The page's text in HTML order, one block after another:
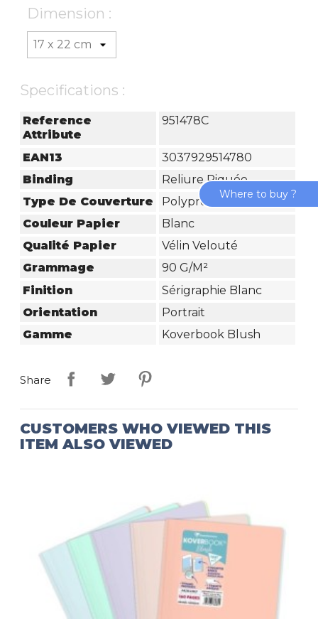
Dimension :
Specifications :
Reference
Attribute
951478C
EAN13
3037929514780
Binding
Reliure Piquée
Type De Couverture
Polypropylène
Couleur Papier
Blanc
Qualité Papier
Vélin Velouté
Grammage
90 G/m²
Finition
Sérigraphie Blanc
Orientation
Portrait
Gamme
Koverbook Blush
Share
CUSTOMERS WHO VIEWED THIS
ITEM ALSO VIEWED
Where to buy ?